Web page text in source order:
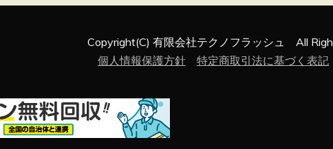
Copyright(C) 有限会社テクノフラッシュ All
個人情報保護方針
特定商取引法に基づく表記